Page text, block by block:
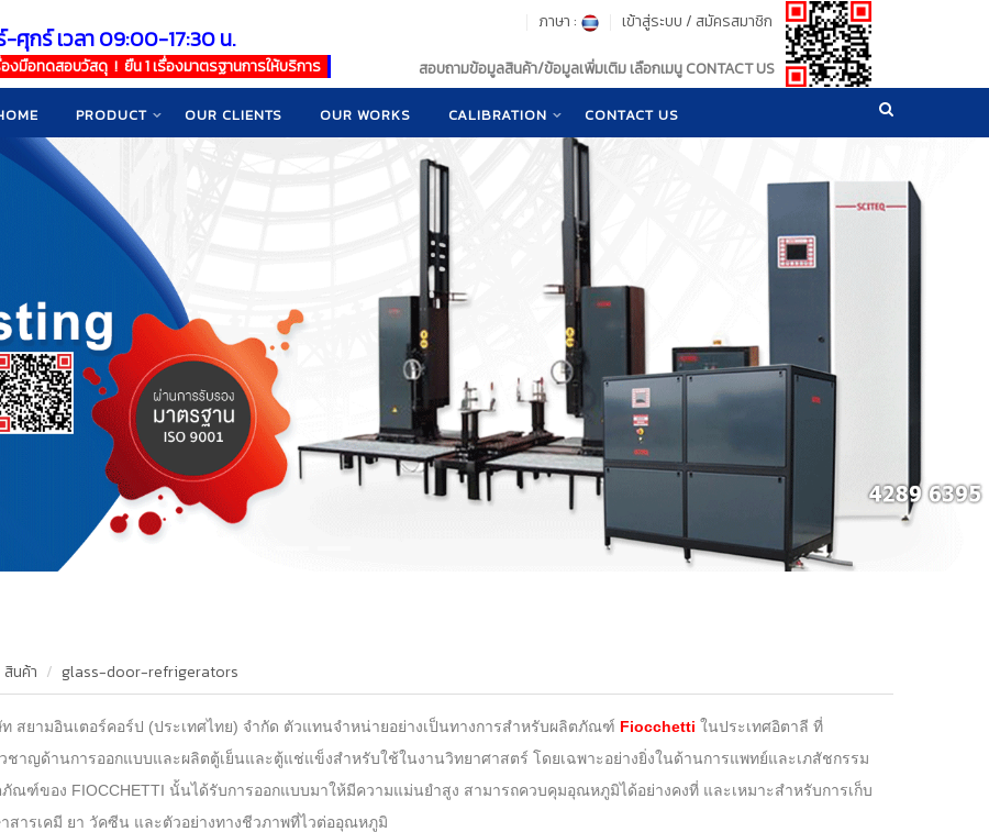
-ศุกร์ เวลา 09:00-17:30 น.
งมือทดสอบวัสดุ ! ยืน 1 เรื่องมาตรฐานการให้บริการ
เข้าสู่ระบบ / สมัครสมาชิก
ภาษา :
สอบถามข้อมูลสินค้า/ข้อมูลเพิ่มเติม เลือกเมนู CONTACT US
PRODUCT OUR CLIENTS OUR WORKS CALIBRATION CONTACT US
สินค้า glass-door-refrigerators
สยามอินเตอร์คอร์ป (ประเทศไทย) จำกัด ตัวแทนจำหน่ายอย่างเป็นทางการสำหรับผลิตภัณฑ์ Fiocchetti ในประเทศอิตาลี ที่
ชาญด้านการออกแบบและผลิตตู้เย็นและตู้แช่แข็งสำหรับใช้ในงานวิทยาศาสตร์ โดยเฉพาะอย่างยิ่งในด้านการแพทย์และเภสัชกรรม
ณฑ์ของ FIOCCHETTI นั้นได้รับการออกแบบมาให้มีความแม่นยำสูง สามารถควบคุมอุณหภูมิได้อย่างคงที่ และเหมาะสำหรับการเก็บ
สารเคมี ยา วัคซีน และตัวอย่างทางชีวภาพที่ไวต่ออุณหภูมิ